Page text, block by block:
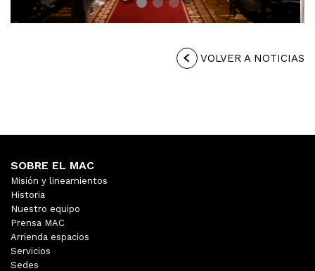
VOLVER A NOTICIAS
SOBRE EL MAC
Misión y lineamientos
Historia
Nuestro equipo
Prensa MAC
Arrienda espacios
Servicios
Sedes